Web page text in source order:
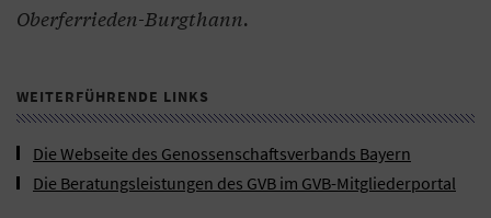
Oberferrieden-Burgthann.
WEITERFÜHRENDE LINKS
Die Webseite des Genossenschaftsverbands Bayern
Die Beratungsleistungen des GVB im GVB-Mitgliederportal